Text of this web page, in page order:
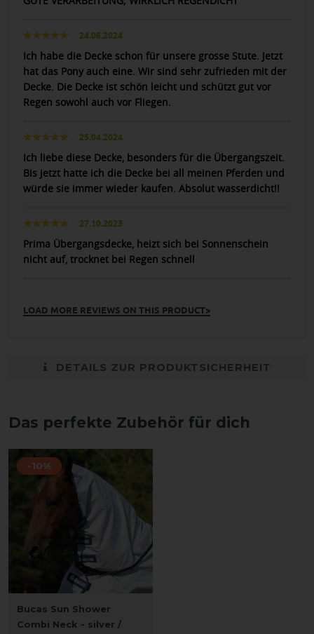
24.06.2024
Ich habe die Decke schon für unsere grosse Stute. Jetzt
hat das Pony auch eine. Wir sind sehr zufrieden mit der
Decke. Die Decke ist schön leicht und schützt gut vor
Regen sowohl auch vor Fliegen.
25.04.2024
Ich liebe diese Decke, besonders für die Übergangszeit.
Bis jetzt hatte ich die Decke bei all meinen Pferden und
würde sie immer wieder kaufen. Absolut wasserdicht!!
27.10.2023
Prima Übergangsdecke, heizt sich bei Sonnenschein
nicht auf, trocknet bei Regen schnell
LOAD MORE REVIEWS ON THIS PRODUCT>
DETAILS ZUR PRODUKTSICHERHEIT
Das perfekte Zubehör für dich
-10%
Bucas Sun Shower
Combi Neck - silver /